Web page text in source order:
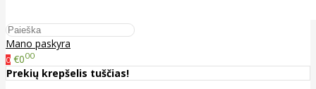
Mano paskyra
0 €000
Prekių krepšelis tuščias!